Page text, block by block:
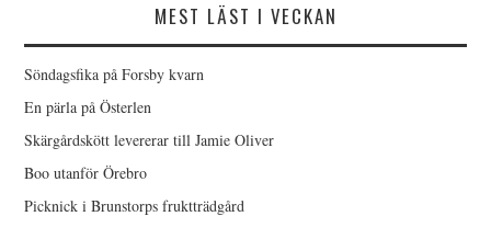
MEST LÄST I VECKAN
Söndagsfika på Forsby kvarn
En pärla på Österlen
Skärgårdskött levererar till Jamie Oliver
Boo utanför Örebro
Picknick i Brunstorps fruktträdgård